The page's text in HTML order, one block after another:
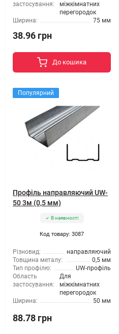
застосування:
міжкімнатних
перегородок
Ширина:
75 мм
38.96 грн
До кошика
Популярний
Профіль направляючий UW-
50 3м (0,5 мм)
В наявності
Код товару: 3087
Різновид:
направляючий
Товщина металу:
0,5 мм
Тип профілю:
UW-профіль
Область
застосування:
Для
міжкімнатних
перегородок
Ширина:
50 мм
88.78 грн